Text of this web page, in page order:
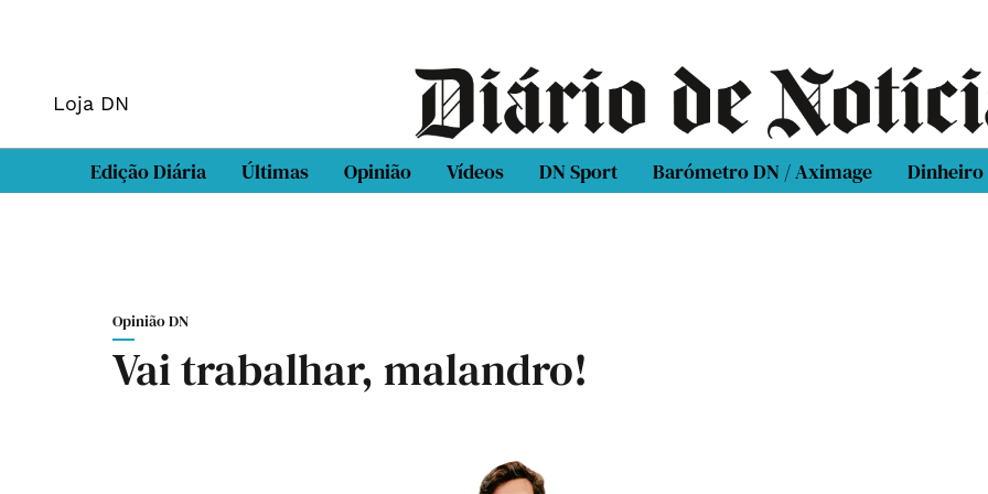
Loja DN
Edição Diária Últimas Opinião Vídeos DN Sport Barómetro DN / Aximage Dinheiro
Opinião DN
Vai trabalhar, malandro!